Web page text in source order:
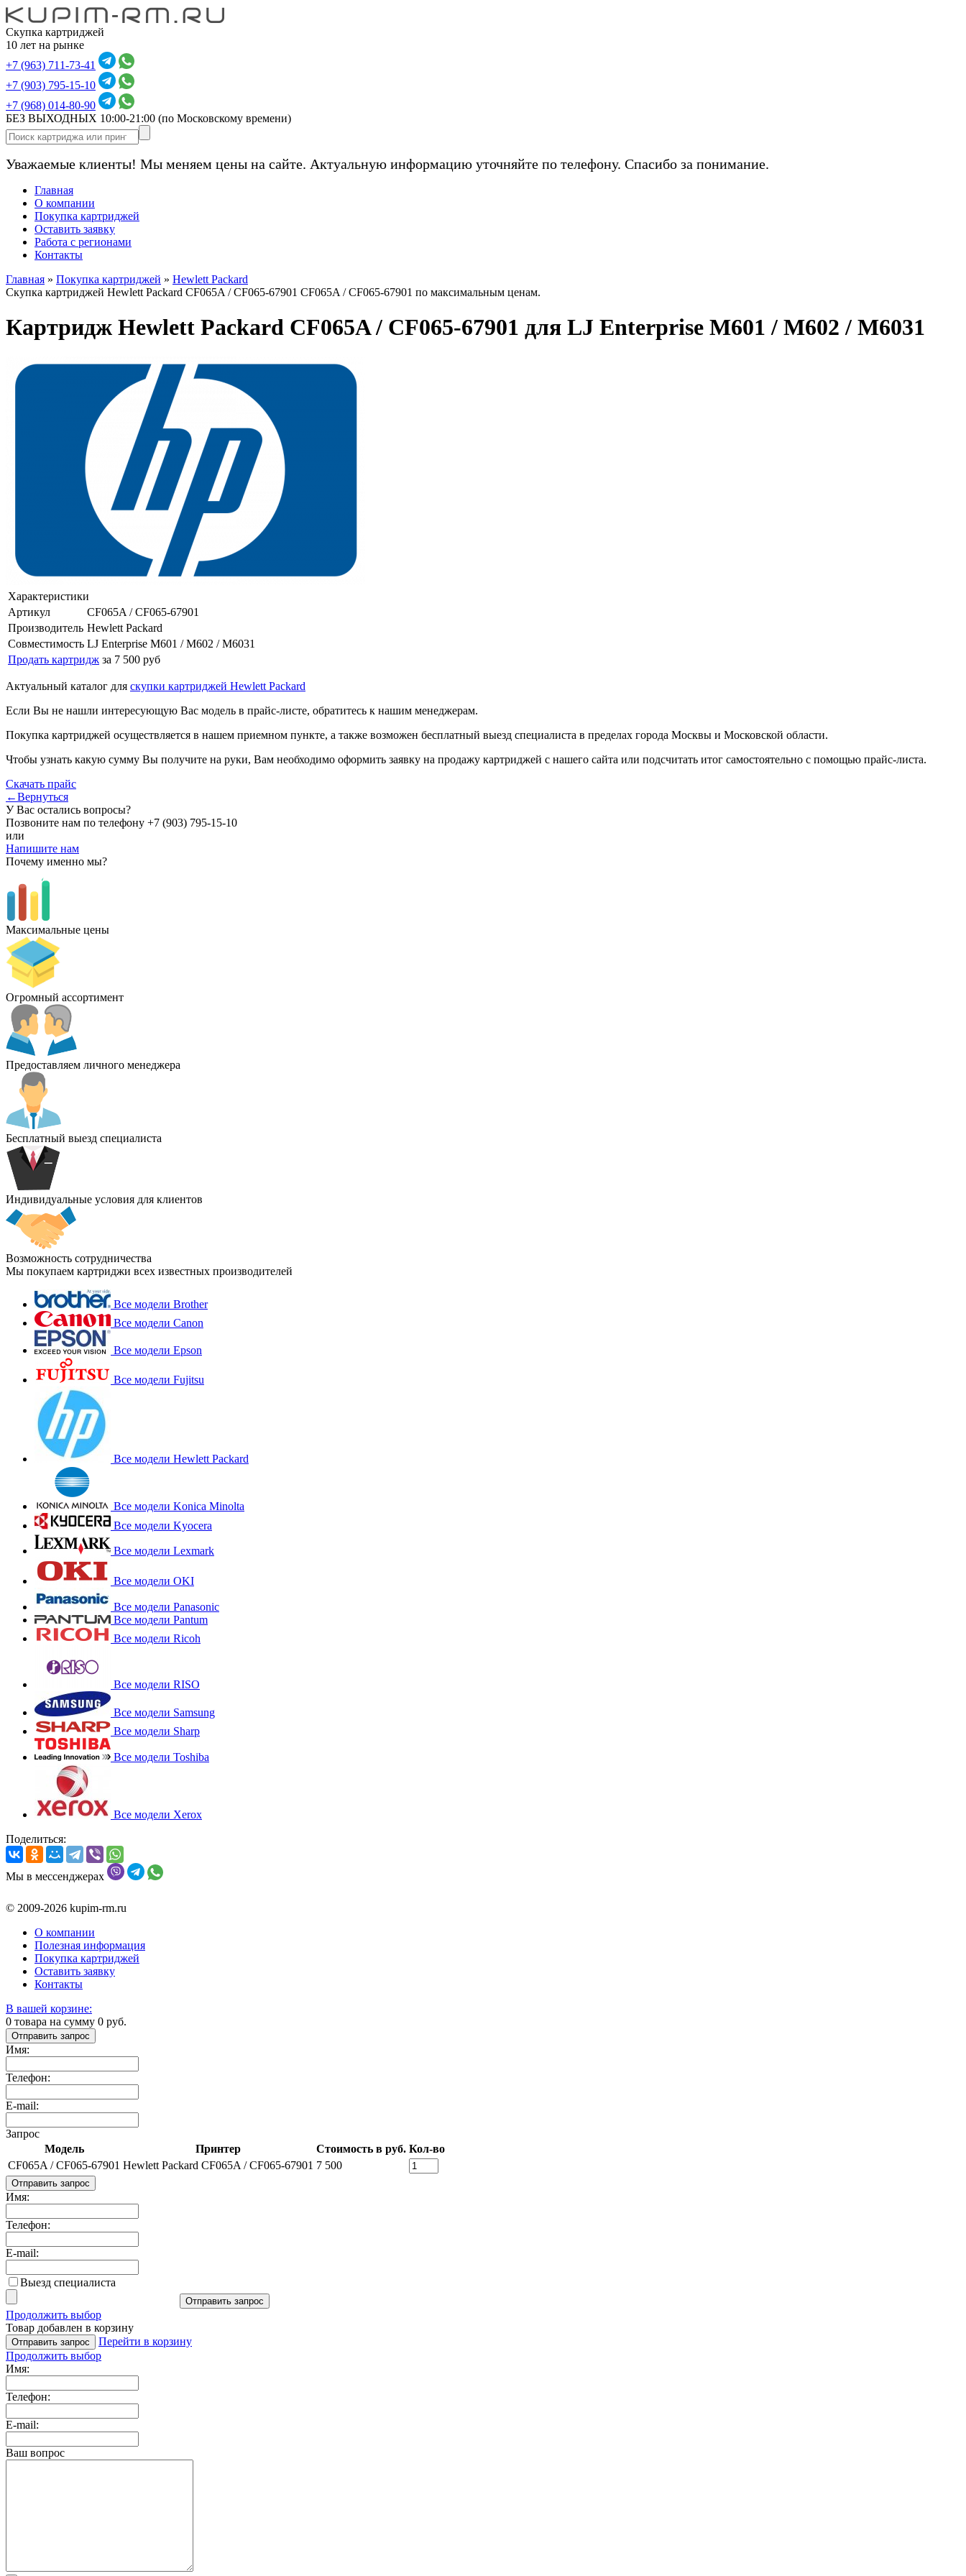
Скупка картриджей
10 лет на рынке
+7 (963) 711-73-41
+7 (903) 795-15-10
+7 (968) 014-80-90
БЕЗ ВЫХОДНЫХ 10:00-21:00 (по Московскому времени)
Уважаемые клиенты! Мы меняем цены на сайте. Актуальную информацию уточняйте по телефону. Спасибо за понимание.
Главная
О компании
Покупка картриджей
Оставить заявку
Работа с регионами
Контакты
Главная » Покупка картриджей » Hewlett Packard
Скупка картриджей Hewlett Packard CF065A / CF065-67901 CF065A / CF065-67901 по максимальным ценам.
Картридж Hewlett Packard CF065A / CF065-67901 для LJ Enterprise M601 / M602 / M6031
Характеристики
Артикул
CF065A / CF065-67901
Производитель Hewlett Packard
Совместимость LJ Enterprise M601 / M602 / M6031
Продать картридж за 7 500 руб
Актуальный каталог для скупки картриджей Hewlett Packard
Если Вы не нашли интересующую Вас модель в прайс-листе, обратитесь к нашим менеджерам.
Покупка картриджей осуществляется в нашем приемном пункте, а также возможен бесплатный выезд специалиста в пределах города Москвы и Московской области.
Чтобы узнать какую сумму Вы получите на руки, Вам необходимо оформить заявку на продажу картриджей с нашего сайта или подсчитать итог самостоятельно с помощью прайс-листа.
Скачать прайс
←Вернуться
У Вас остались вопросы?
Позвоните нам по телефону +7 (903) 795-15-10
или
Напишите нам
Почему именно мы?
Максимальные цены
Огромный ассортимент
Предоставляем личного менеджера
Бесплатный выезд специалиста
Индивидуальные условия для клиентов
Возможность сотрудничества
Мы покупаем картриджи всех известных производителей
Все модели Brother
Все модели Canon
Все модели Epson
Все модели Fujitsu
Все модели Hewlett Packard
Все модели Konica Minolta
Все модели Kyocera
Все модели Lexmark
Все модели OKI
Все модели Panasonic
Все модели Pantum
Все модели Ricoh
Все модели RISO
Все модели Samsung
Все модели Sharp
Все модели Toshiba
Все модели Xerox
Поделиться:
Мы в мессенджерах
© 2009-2026 kupim-rm.ru
О компании
Полезная информация
Покупка картриджей
Оставить заявку
Контакты
В вашей корзине:
0 товара на сумму 0 руб.
Отправить запрос
Имя:
Телефон:
E-mail:
Запрос
Модель
Принтер Стоимость в руб. Кол-во
CF065A / CF065-67901 Hewlett Packard CF065A / CF065-67901 7 500
Отправить запрос
Имя:
Телефон:
E-mail:
Выезд специалиста
Отправить запрос
Продолжить выбор
Товар добавлен в корзину
Отправить запрос
Перейти в корзину
Продолжить выбор
Имя:
Телефон:
E-mail:
Ваш вопрос